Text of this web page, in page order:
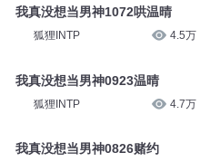
我真没想当男神1072哄温晴
狐狸INTP 4.5万
我真没想当男神0923温晴
狐狸INTP 4.7万
我真没想当男神0826赌约